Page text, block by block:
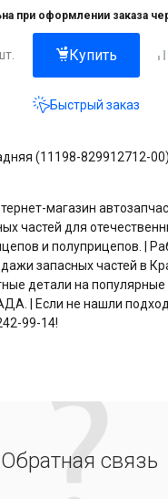
при оформлении заказа
Купить
Быстрый заказ
(11198-829912712-
магазин
частей для
и полуприцепов. |
запасных частей в
детали на
| Если не нашли
99-14!
Обратная связь